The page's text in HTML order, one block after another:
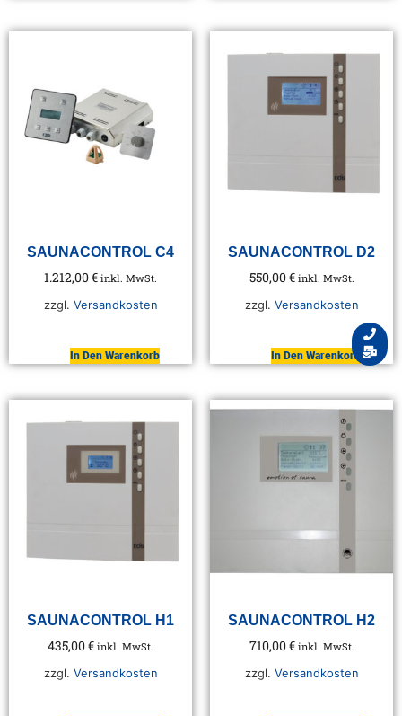
SAUNACONTROL C4
1.212,00€ inkl. MwSt.
zzgl. Versandkosten
In Den Warenkorb
SAUNACONTROL D2
550,00€ inkl. MwSt.
zzgl. Versandkosten
In Den Warenkorb
SAUNACONTROL H1
435,00€ inkl. MwSt.
zzgl. Versandkosten
SAUNACONTROL H2
710,00€ inkl. MwSt.
zzgl. Versandkosten